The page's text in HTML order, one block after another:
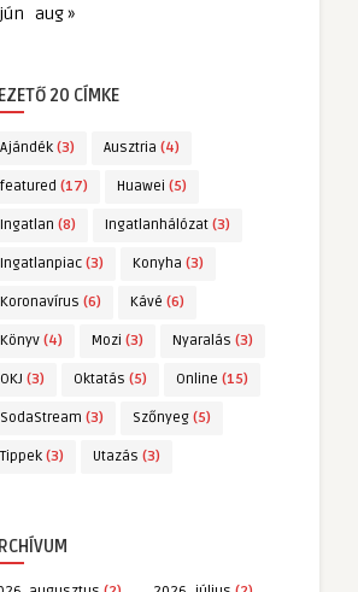
aug »
20 CÍMKE
Ajándék (3) Ausztria (4)
featured (17) Huawei (5)
Ingatlan (8) Ingatlanhálózat (3)
Ingatlanpiac (3) Konyha (3)
Koronavírus (6) Kávé (6)
Könyv (4) Mozi (3) Nyaralás (3)
OKJ (3) Oktatás (5) Online (15)
SodaStream (3) Szőnyeg (5)
Tippek (3) Utazás (3)